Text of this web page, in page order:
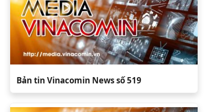
Bản tin Vinacomin News số 519